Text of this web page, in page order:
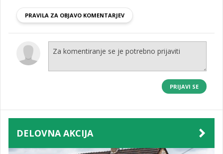
PRAVILA ZA OBJAVO KOMENTARJEV
PRIJAVI SE
DELOVNA AKCIJA